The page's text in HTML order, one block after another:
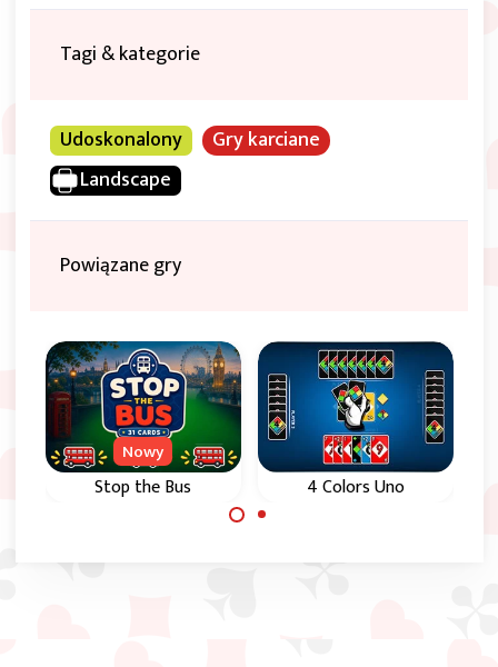
Tagi & kategorie
Udoskonalony
Gry karciane
Landscape
Powiązane gry
Stop the Bus
Nowy
karciana Stop the
4 Colors Uno
Klasyczna gra Uno.